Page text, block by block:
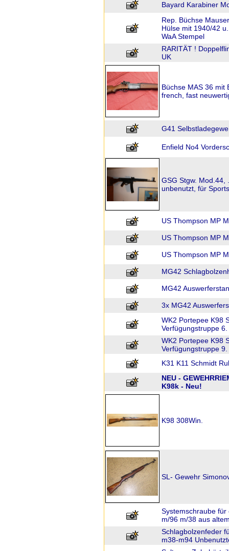
Bayard Karabiner
Rep. Büchse
Hülse mit 1940/42
WaA Stempel
RARITÄT !
UK
Büchse MAS 36 mit
french, fast
G41
Enfield No4
GSG Stgw. Mod.44,
unbenutzt, für
US Thompson MP
US Thompson MP
US Thompson MP
MG42
MG42
3x MG42
WK2 Portepee K98
Verfügungstruppe 6.
WK2 Portepee K98
Verfügungstruppe 9.
K31 K11 Schmidt
NEU -
K98k - Neu!
K98 308Win.
SL- Gewehr
Systemschraube
m/96 m/38 aus
Schlagbolzenfeder
m38-m94